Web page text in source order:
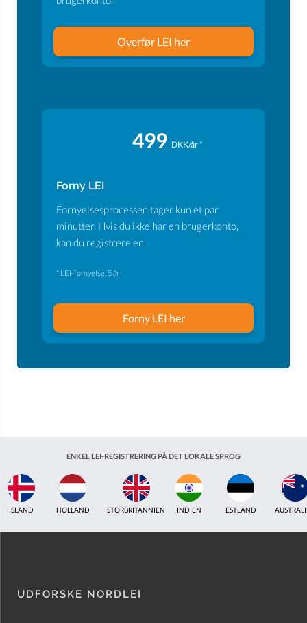
Overfør LEI her
499 DKK/år *
Forny LEI
Fornyelsesprocessen tager kun et par
minutter. Hvis du ikke har en brugerkonto,
kan du registrere en.
* LEI-fornyelse, 5 år
Forny LEI her
ENKEL LEI-REGISTRERING PÅ DET LOKALE SPROG
ISLAND HOLLAND STORBRITANNIEN INDIEN ESTLAND
UDFORSKE NORDLEI